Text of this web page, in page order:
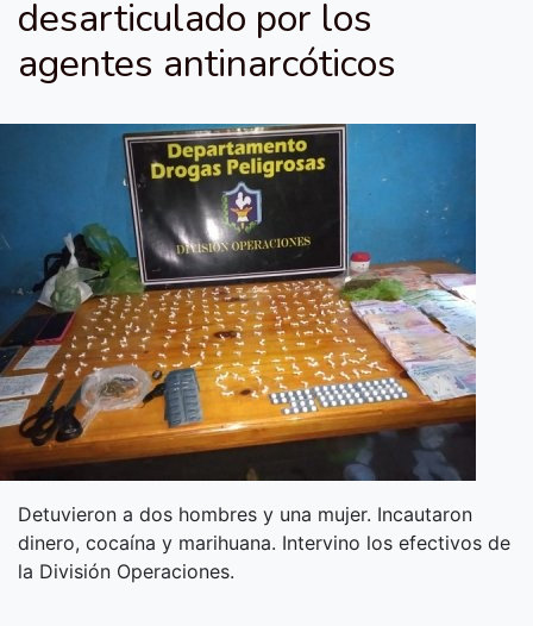
desarticulado por los
agentes antinarcóticos
Detuvieron a dos hombres y una mujer. Incautaron
dinero, cocaína y marihuana. Intervino los efectivos de
la División Operaciones.